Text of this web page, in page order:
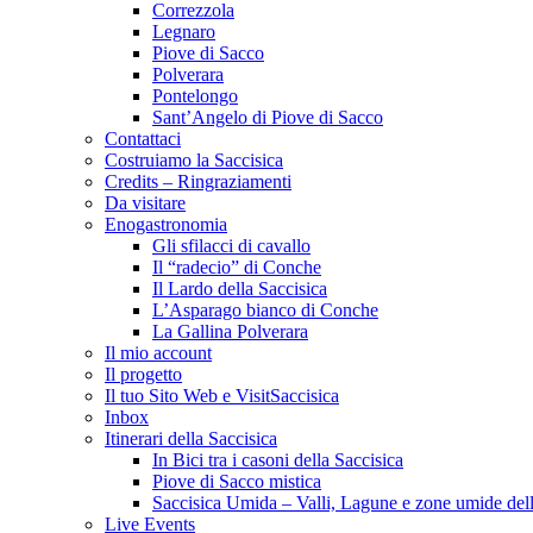
Correzzola
Legnaro
Piove di Sacco
Polverara
Pontelongo
Sant’Angelo di Piove di Sacco
Contattaci
Costruiamo la Saccisica
Credits – Ringraziamenti
Da visitare
Enogastronomia
Gli sfilacci di cavallo
Il “radecio” di Conche
Il Lardo della Saccisica
L’Asparago bianco di Conche
La Gallina Polverara
Il mio account
Il progetto
Il tuo Sito Web e VisitSaccisica
Inbox
Itinerari della Saccisica
In Bici tra i casoni della Saccisica
Piove di Sacco mistica
Saccisica Umida – Valli, Lagune e zone umide
Live Events